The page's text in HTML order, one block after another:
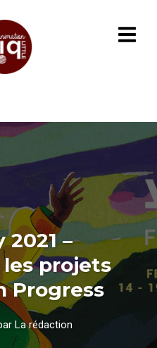
–
projets
Progress
La rédaction